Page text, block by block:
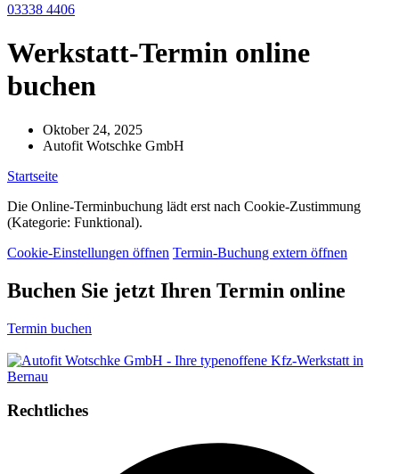
03338 4406
Werkstatt-Termin online
buchen
Oktober 24, 2025
Autofit Wotschke GmbH
Startseite
Die Online-Terminbuchung lädt erst nach Cookie-Zustimmung
(Kategorie: Funktional).
Cookie-Einstellungen öffnen Termin-Buchung extern öffnen
Buchen Sie jetzt Ihren Termin online
Termin buchen
Rechtliches